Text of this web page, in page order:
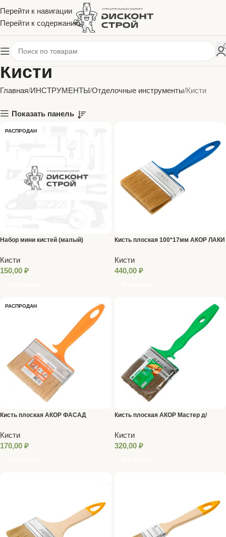
Перейти к навигации
Перейти к содержанию
Кисти
Главная ИНСТРУМЕНТЫ Отделочные инструменты Кисти
Показать панель
РАСПРОДАН
Набор мини кистей (малый)
Кисти
150,00 ₽
Кисть плоская 100*17мм АКОР ЛАКИ
Кисти
440,00 ₽
РАСПРОДАН
Кисть плоская АКОР ФАСАД
Кисти
170,00 ₽
Кисть плоская АКОР Мастер д/
Кисти
320,00 ₽